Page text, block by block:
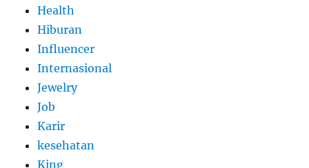
Health
Hiburan
Influencer
Internasional
Jewelry
Job
Karir
kesehatan
King